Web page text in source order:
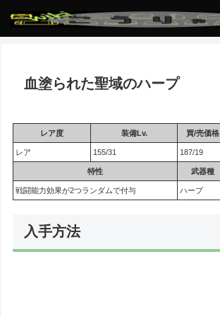
血塗られた聖域のハープ
レア度 装備Lv. 買/売価格
レア 155/31 187/19
特性 武器種
戦闘能力効果が2つランダムで付与 ハープ
入手方法